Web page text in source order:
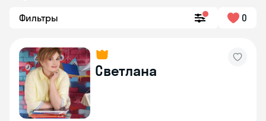
Фильтры 0
Светлана